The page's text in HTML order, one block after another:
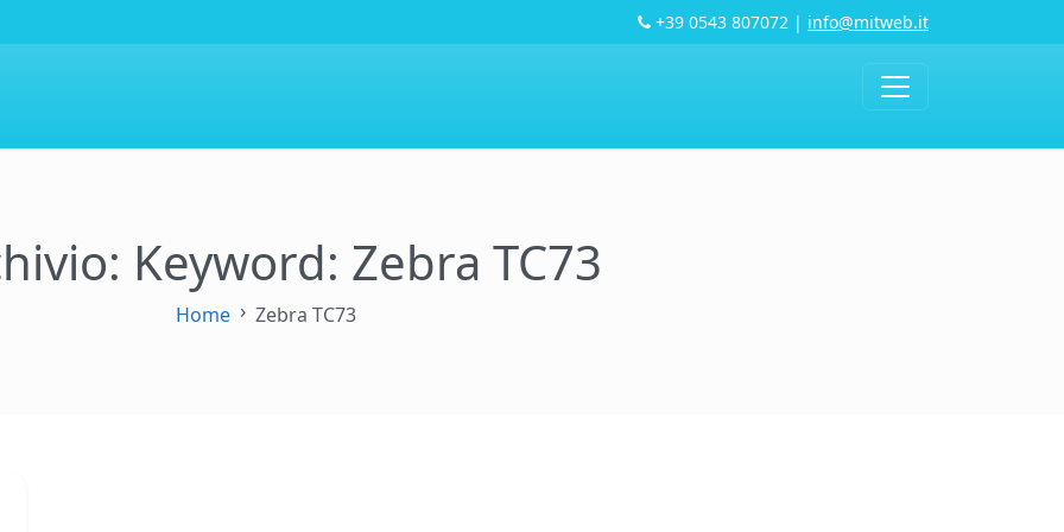
+39 0543 807072 | info@mitweb.it
Keyword: Zebra TC73
Home Zebra TC73